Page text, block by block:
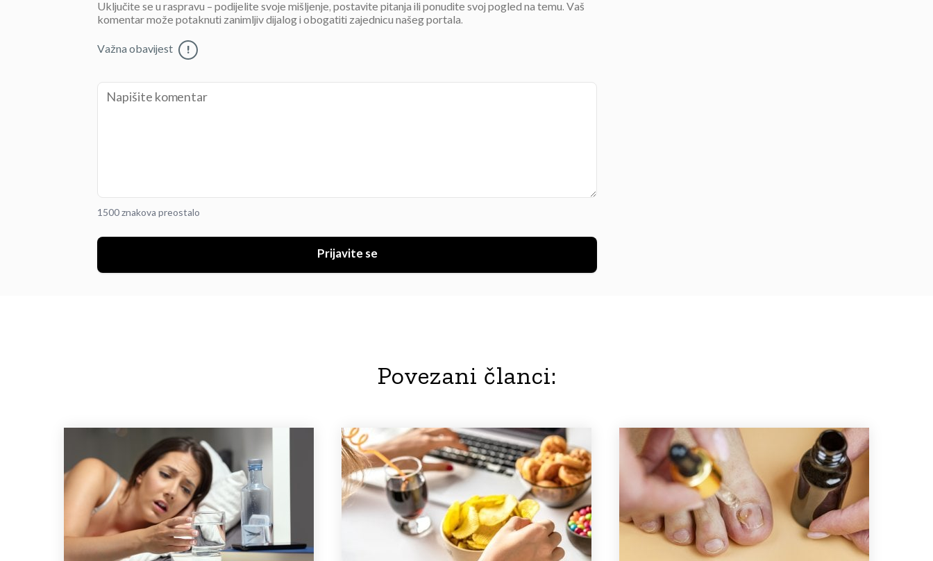
Uključite se u raspravu – podijelite svoje mišljenje, postavite pitanja ili ponudite svoj pogled na temu. Vaš
komentar može potaknuti zanimljiv dijalog i obogatiti zajednicu našeg portala.
Važna obavijest !
1500 znakova preostalo
Prijavite se
Povezani članci: